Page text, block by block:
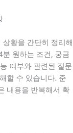
황을 간단히 정리해
원하는 조건, 궁금
여부와 관련된 질문
할 수 있습니다. 준
내용을 반복해서 확